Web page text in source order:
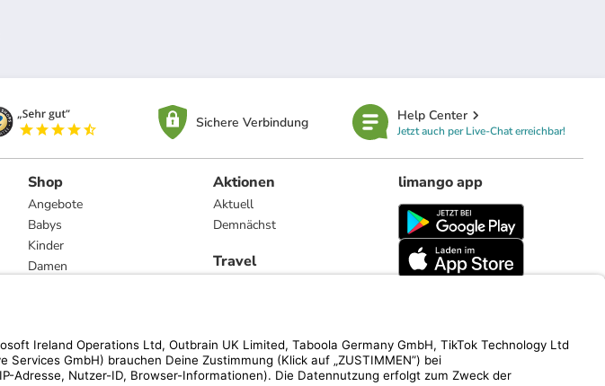
Sichere Verbindung Help Center
Jetzt auch per Live-Chat erreichbar!
Shop
Angebote
Babys
Kinder
Damen
Marken
Aktionen
Aktuell
Demnächst
Travel
limango app